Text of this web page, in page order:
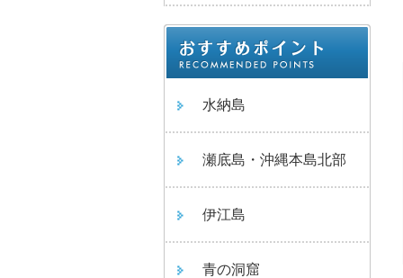
水納島
瀬底島・沖縄本島北部
伊江島
青の洞窟